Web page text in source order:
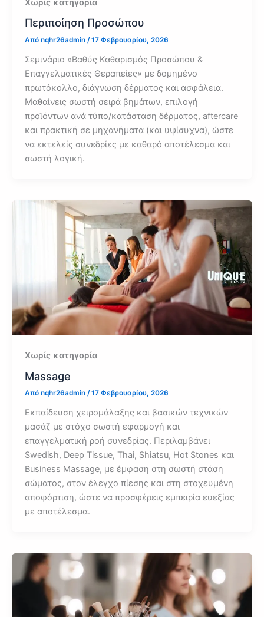
Χωρίς κατηγορία
Περιποίηση Προσώπου
Από nqhr26admin /17 Φεβρουαρίου, 2026
Σεμινάριο «Βαθύς Καθαρισμός Προσώπου &
Επαγγελματικές Θεραπείες» με δομημένο
πρωτόκολλο, διάγνωση δέρματος και ασφάλεια.
Μαθαίνεις σωστή σειρά βημάτων, επιλογή
προϊόντων ανά τύπο/κατάσταση δέρματος, aftercare
και πρακτική σε μηχανήματα (και υψίσυχνα), ώστε
να εκτελείς συνεδρίες με καθαρό αποτέλεσμα και
σωστή λογική.
Χωρίς κατηγορία
Massage
Από nqhr26admin /17 Φεβρουαρίου, 2026
Εκπαίδευση χειρομάλαξης και βασικών τεχνικών
μασάζ με στόχο σωστή εφαρμογή και
επαγγελματική ροή συνεδρίας. Περιλαμβάνει
Swedish, Deep Tissue, Thai, Shiatsu, Hot Stones και
Business Massage, με έμφαση στη σωστή στάση
σώματος, στον έλεγχο πίεσης και στη στοχευμένη
αποφόρτιση, ώστε να προσφέρεις εμπειρία ευεξίας
με αποτέλεσμα.